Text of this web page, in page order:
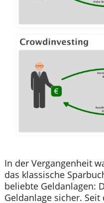
In der Vergangenheit
das klassische
beliebte Geldanlagen:
Geldanlage sicher.